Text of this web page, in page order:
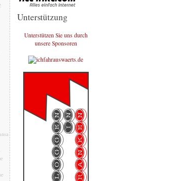
Unterstützung
Unterstützen Sie uns durch
unsere Sponsoren